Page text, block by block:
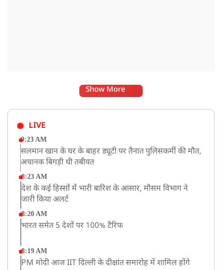
Show More
LIVE
9:23 AM
सलमान खान के घर के बाहर ड्यूटी पर तैनात पुलिसकर्मी की मौत,
अचानक बिगड़ी थी तबीयत
8:23 AM
देश के कई हिस्सों में भारी बारिश के आसार, मौसम विभाग ने
जारी किया अलर्ट
8:20 AM
भारत समेत 5 देशों पर 100% टैरिफ
8:19 AM
PM मोदी आज IIT दिल्ली के दीक्षांत समारोह में शामिल होंगे